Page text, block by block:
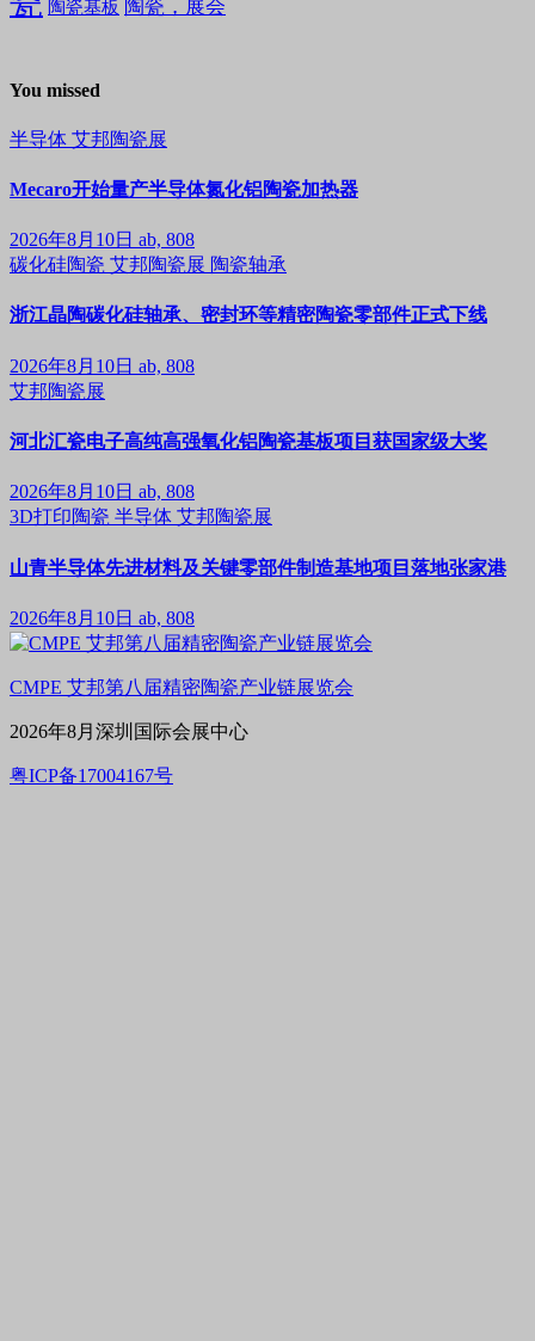
陶瓷基板 陶瓷，展会
You missed
半导体 艾邦陶瓷展
Mecaro开始量产半导体氮化铝陶瓷加热器
2026年8月10日 ab, 808
碳化硅陶瓷 艾邦陶瓷展 陶瓷轴承
浙江晶陶碳化硅轴承、密封环等精密陶瓷零部件正式下线
2026年8月10日 ab, 808
艾邦陶瓷展
河北汇瓷电子高纯高强氧化铝陶瓷基板项目获国家级大奖
2026年8月10日 ab, 808
3D打印陶瓷 半导体 艾邦陶瓷展
山青半导体先进材料及关键零部件制造基地项目落地张家港
2026年8月10日 ab, 808
CMPE 艾邦第八届精密陶瓷产业链展览会
2026年8月深圳国际会展中心
粤ICP备17004167号